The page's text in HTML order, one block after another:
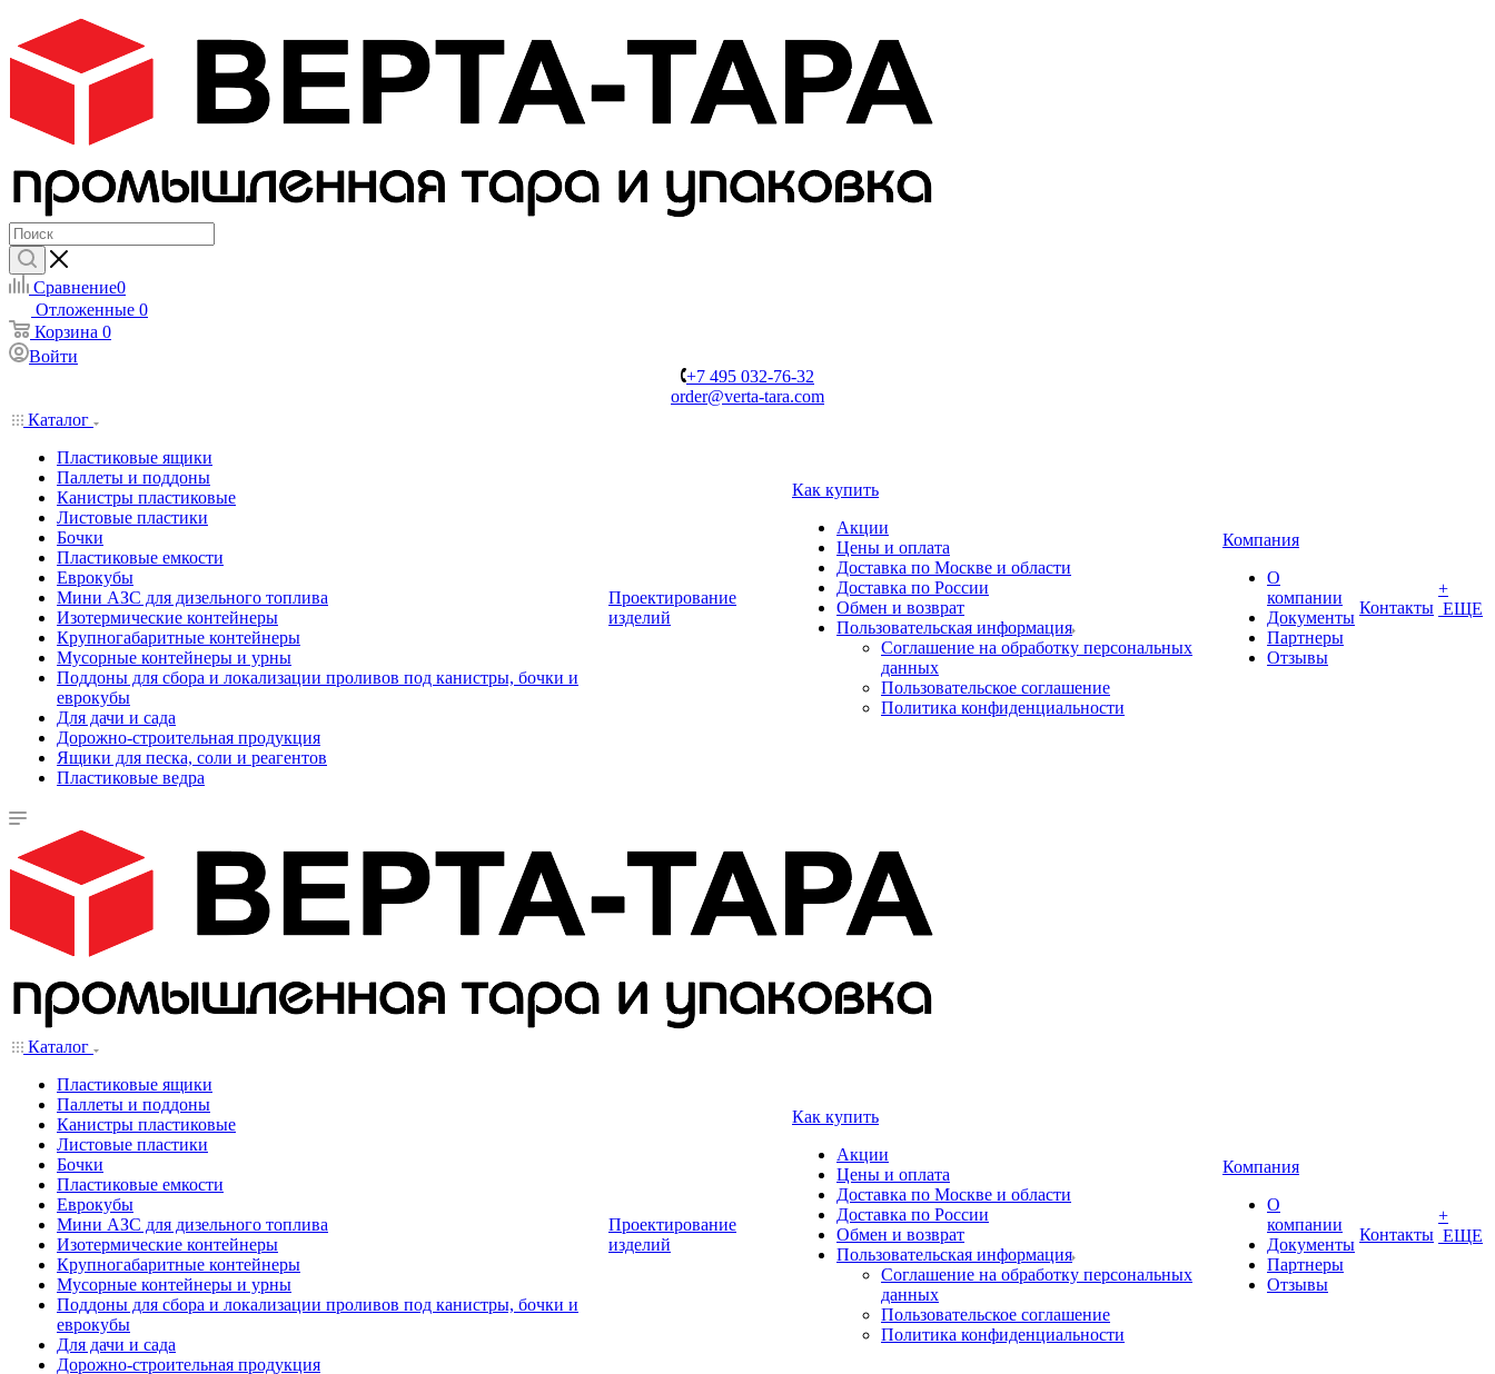
Сравнение0
Отложенные 0
Корзина 0
Войти
+7 495 032-76-32
order@verta-tara.com
Каталог
Пластиковые ящики
Паллеты и поддоны
Канистры пластиковые
Листовые пластики
Бочки
Пластиковые емкости
Еврокубы
Мини АЗС для дизельного топлива
Изотермические контейнеры
Крупногабаритные контейнеры
Мусорные контейнеры и урны
Поддоны для сбора и локализации проливов под канистры, бочки и
еврокубы
Для дачи и сада
Дорожно-строительная продукция
Ящики для песка, соли и реагентов
Пластиковые ведра
Проектирование
изделий
Как купить
Акции
Цены и оплата
Доставка по Москве и области
Доставка по России
Обмен и возврат
Пользовательская информация
Соглашение на обработку персональных
данных
Пользовательское соглашение
Политика конфиденциальности
Компания
О
компании
Документы
Партнеры
Отзывы
Контакты
+
ЕЩЕ
Каталог
Пластиковые ящики
Паллеты и поддоны
Канистры пластиковые
Листовые пластики
Бочки
Пластиковые емкости
Еврокубы
Мини АЗС для дизельного топлива
Изотермические контейнеры
Крупногабаритные контейнеры
Мусорные контейнеры и урны
Поддоны для сбора и локализации проливов под канистры, бочки и
еврокубы
Для дачи и сада
Дорожно-строительная продукция
Проектирование
изделий
Как купить
Акции
Цены и оплата
Доставка по Москве и области
Доставка по России
Обмен и возврат
Пользовательская информация
Соглашение на обработку персональных
данных
Пользовательское соглашение
Политика конфиденциальности
Компания
О
компании
Документы
Партнеры
Отзывы
Контакты
+
ЕЩЕ